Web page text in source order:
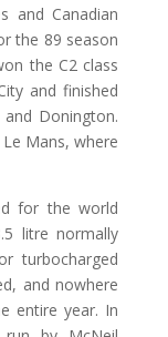
and Canadian
the 89 season
the C2 class
and finished
Donington.
Mans, where
for the world
litre normally
turbocharged
and nowhere
entire year. In